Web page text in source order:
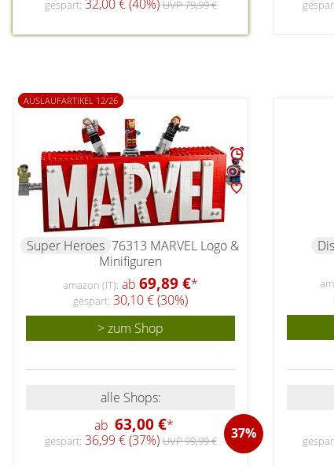
gespart: 32,00 € (40%)UVP 79,99 €
AUSLAUFARTIKEL 12/26
Super Heroes 76313 MARVEL Logo &
Minifiguren
amazon (IT): ab 69,89 €*
gespart: 30,10 € (30%)
> zum Shop
alle Shops:
ab 63,00 €* 37%
gespart: 36,99 € (37%)UVP 99,99 €